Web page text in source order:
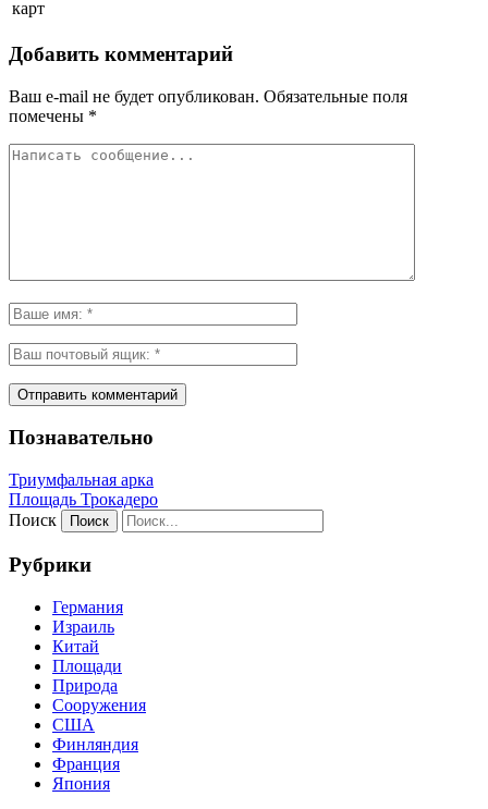
карт
Добавить комментарий
Ваш e-mail не будет опубликован. Обязательные поля
помечены *
Познавательно
Триумфальная арка
Площадь Трокадеро
Поиск
Рубрики
Германия
Израиль
Китай
Площади
Природа
Сооружения
США
Финляндия
Франция
Япония